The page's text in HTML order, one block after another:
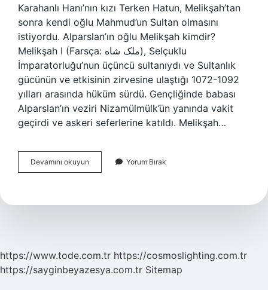
Karahanlı Hanı’nın kızı Terken Hatun, Melikşah’tan
sonra kendi oğlu Mahmud’un Sultan olmasını
istiyordu. Alparslan’ın oğlu Melikşah kimdir?
Melikşah I (Farsça: ملک شاه‎), Selçuklu
İmparatorluğu’nun üçüncü sultanıydı ve Sultanlık
gücünün ve etkisinin zirvesine ulaştığı 1072-1092
yılları arasında hüküm sürdü. Gençliğinde babası
Alparslan’ın veziri Nizamülmülk’ün yanında vakit
geçirdi ve askeri seferlerine katıldı. Melikşah…
Devamını okuyun Alparslanın
Oğlu
Nerede
Yorum Bırak
https://www.tode.com.tr https://cosmoslighting.com.tr
https://sayginbeyazesya.com.tr Sitemap